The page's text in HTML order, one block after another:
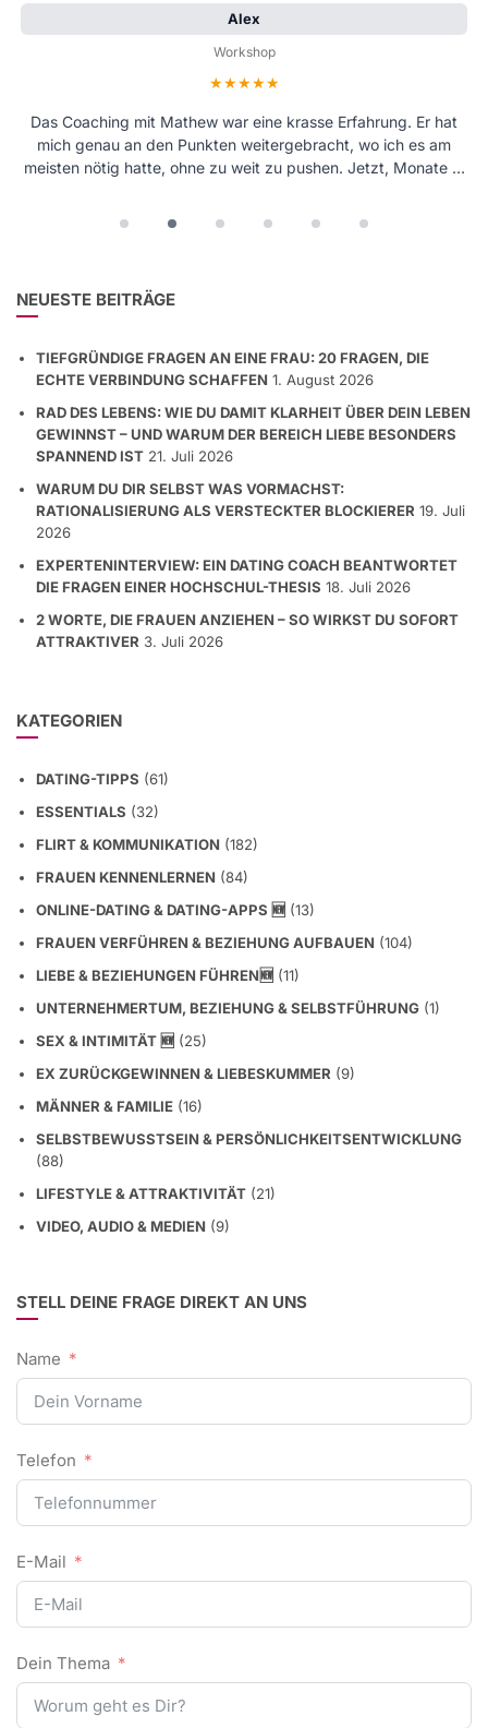
Alex
Workshop
Bewertung: 5 von 5 Sternen
Das Coaching mit Mathew war eine krasse Erfahrung. Er hat
mich genau an den Punkten weitergebracht, wo ich es am
meisten nötig hatte, ohne zu weit zu pushen. Jetzt, Monate …
NEUESTE BEITRÄGE
TIEFGRÜNDIGE FRAGEN AN EINE FRAU: 20 FRAGEN, DIE
ECHTE VERBINDUNG SCHAFFEN 1. August 2026
RAD DES LEBENS: WIE DU DAMIT KLARHEIT ÜBER DEIN LEBEN
GEWINNST – UND WARUM DER BEREICH LIEBE BESONDERS
SPANNEND IST 21. Juli 2026
WARUM DU DIR SELBST WAS VORMACHST:
RATIONALISIERUNG ALS VERSTECKTER BLOCKIERER 19. Juli
2026
EXPERTENINTERVIEW: EIN DATING COACH BEANTWORTET
DIE FRAGEN EINER HOCHSCHUL-THESIS 18. Juli 2026
2 WORTE, DIE FRAUEN ANZIEHEN – SO WIRKST DU SOFORT
ATTRAKTIVER 3. Juli 2026
KATEGORIEN
DATING-TIPPS (61)
ESSENTIALS (32)
FLIRT & KOMMUNIKATION (182)
FRAUEN KENNENLERNEN (84)
ONLINE-DATING & DATING-APPS 🆕 (13)
FRAUEN VERFÜHREN & BEZIEHUNG AUFBAUEN (104)
LIEBE & BEZIEHUNGEN FÜHREN🆕 (11)
UNTERNEHMERTUM, BEZIEHUNG & SELBSTFÜHRUNG (1)
SEX & INTIMITÄT 🆕 (25)
EX ZURÜCKGEWINNEN & LIEBESKUMMER (9)
MÄNNER & FAMILIE (16)
SELBSTBEWUSSTSEIN & PERSÖNLICHKEITSENTWICKLUNG
(88)
LIFESTYLE & ATTRAKTIVITÄT (21)
VIDEO, AUDIO & MEDIEN (9)
STELL DEINE FRAGE DIREKT AN UNS
Name
Telefon
E-Mail
Dein Thema